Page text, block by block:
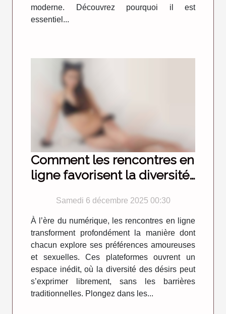
moderne. Découvrez pourquoi il est
essentiel...
Comment les rencontres en
ligne favorisent la diversité
Samedi 6 décembre 2025 00:30
À l’ère du numérique, les rencontres en ligne
transforment profondément la manière dont
chacun explore ses préférences amoureuses
et sexuelles. Ces plateformes ouvrent un
espace inédit, où la diversité des désirs peut
s’exprimer librement, sans les barrières
traditionnelles. Plongez dans les...